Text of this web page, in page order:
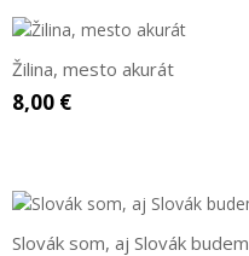
Žilina, mesto akurát
8,00 €
Slovák som, aj Slovák budem